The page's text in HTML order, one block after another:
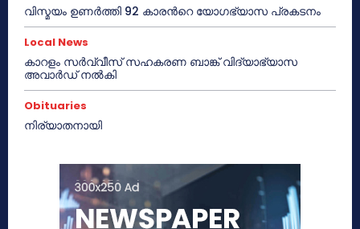
വിസ്മയം ഉണർത്തി 92 കാരൻറെ യോഗഭ്യാസ പ്രകടനം
Local News
കാറളം സർവ്വീസ് സഹകരണ ബാങ്ക് വിദ്യാഭ്യാസ
അവാർഡ് നൽകി
Obituaries
നിര്യാതനായി